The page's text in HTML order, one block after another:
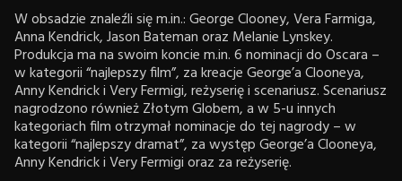
W obsadzie znaleźli się m.in.: George Clooney, Vera Farmiga,
Anna Kendrick, Jason Bateman oraz Melanie Lynskey.
Produkcja ma na swoim koncie m.in. 6 nominacji do Oscara –
w kategorii “najlepszy film”, za kreacje George’a Clooneya,
Anny Kendrick i Very Fermigi, reżyserię i scenariusz. Scenariusz
nagrodzono również Złotym Globem, a w 5-u innych
kategoriach film otrzymał nominacje do tej nagrody – w
kategorii “najlepszy dramat”, za występ George’a Clooneya,
Anny Kendrick i Very Fermigi oraz za reżyserię.